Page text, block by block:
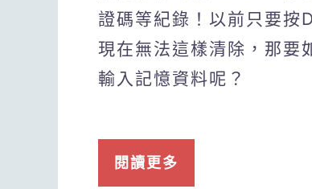
證碼等紀錄！以前只要按
現在無法這樣清除，那要
輸入記憶資料呢？
閱讀更多